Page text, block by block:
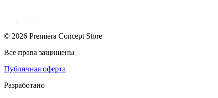
© 2026 Premiera Concept Store
Все права защищены
Публичная оферта
Разработано